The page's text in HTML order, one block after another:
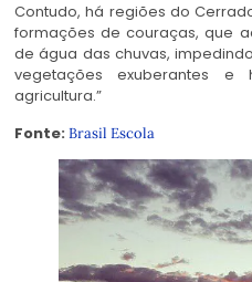
Contudo, há regiões do
formações de couraças, que
de água das chuvas,
vegetações exuberantes e
agricultura.”
Fonte: Brasil Escola